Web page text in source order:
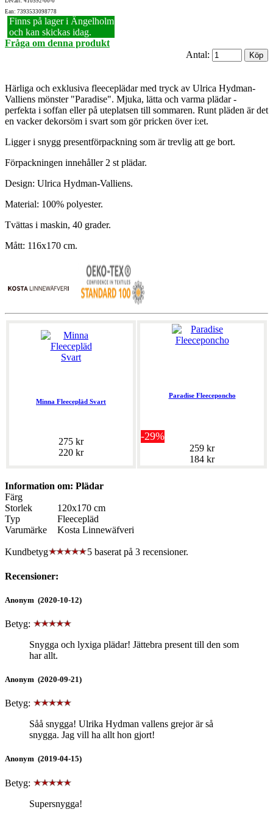
Ean: 7393533098778
Finns på lager i Ängelholm
och kan skickas idag.
Fråga om denna produkt
Antal:
Härliga och exklusiva fleeceplädar med tryck av Ulrica Hydman-
Valliens mönster "Paradise". Mjuka, lätta och varma plädar -
perfekta i soffan eller på uteplatsen till sommaren. Runt pläden är det
en vacker dekorsöm i svart som gör pricken över i:et.
Ligger i snygg presentförpackning som är trevlig att ge bort.
Förpackningen innehåller 2 st plädar.
Design: Ulrica Hydman-Valliens.
Material: 100% polyester.
Tvättas i maskin, 40 grader.
Mått: 116x170 cm.
Minna Fleecepläd Svart
275 kr
220 kr
Paradise Fleeceponcho
-29%
259 kr
184 kr
Information om: Plädar
Färg
Storlek
120x170 cm
Typ
Fleecepläd
Varumärke
Kosta Linnewäfveri
Kundbetyg 5 baserat på 3 recensioner.
Recensioner:
Anonym (2020-10-12)
Betyg:
Snygga och lyxiga plädar! Jättebra present till den som
har allt.
Anonym (2020-09-21)
Betyg:
Såå snygga! Ulrika Hydman vallens grejor är så
snygga. Jag vill ha allt hon gjort!
Anonym (2019-04-15)
Betyg:
Supersnygga!